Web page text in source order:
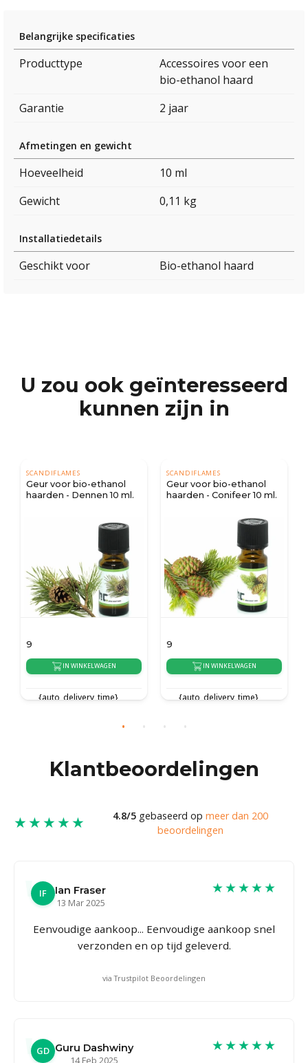
Belangrijke specificaties
Producttype
Accessoires voor een
bio-ethanol haard
Garantie
2 jaar
Afmetingen en gewicht
Hoeveelheid
10 ml
Gewicht
0,11 kg
Installatiedetails
Geschikt voor Bio-ethanol haard
U zou ook geïnteresseerd
kunnen zijn in
SCANDIFLAMES
Geur voor bio-ethanol
haarden - Dennen 10 ml.
IN WINKELWAGEN
{auto_delivery_time}
SCANDIFLAMES
Geur voor bio-ethanol
haarden - Conifeer 10 ml.
IN WINKELWAGEN
{auto_delivery_time}
Klantbeoordelingen
★★★★★ 4.8/5gebaseerd op meer dan 200
beoordelingen
IF
Ian Fraser
13 Mar 2025
★★★★★
Eenvoudige aankoop... Eenvoudige aankoop snel
verzonden en op tijd geleverd.
via Trustpilot Beoordelingen
GD Guru Dashwiny
14 Feb 2025
★★★★★